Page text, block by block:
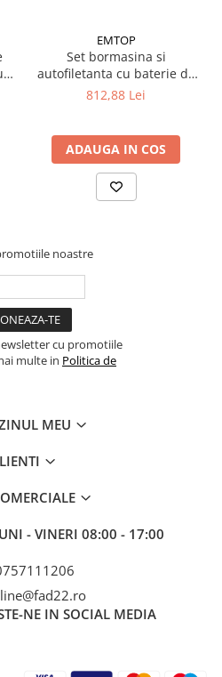
2
EMTOP
Set bormasina si
autofiletanta cu baterie de
20V, cu accesorii si cutie de
812,88 Lei
ADAUGA IN COS
noastre
cu promotiile
multe in Politica de
MEU
- VINERI 08:00 - 17:00
NE IN SOCIAL MEDIA